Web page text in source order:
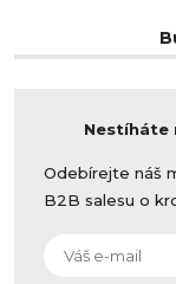
Nestíháte
Odebírejte náš
B2B salesu o